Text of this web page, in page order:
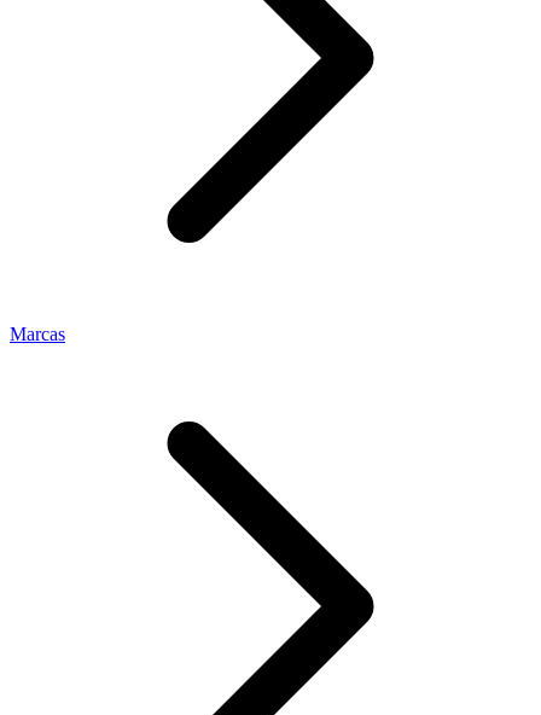
Marcas